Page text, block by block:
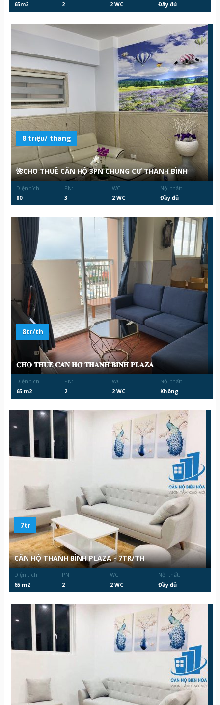
65m2
2
2 WC
Đầy đủ
8 triệu/ tháng
🌺CHO THUÊ CĂN HỘ 3PN CHUNG CƯ THANH BÌNH
Diện tích:
80
PN:
3
WC:
2 WC
Nội thất:
Đầy đủ
8tr/th
𝐂𝐇𝐎 𝐓𝐇𝐔𝐄̂ 𝐂𝐀̆𝐍 𝐇𝐎̣̂ 𝐓𝐇𝐀𝐍𝐇 𝐁𝐈̀𝐍𝐇 𝐏𝐋𝐀𝐙𝐀
Diện tích:
65 m2
PN:
2
WC:
2 WC
Nội thất:
Không
7tr
CĂN HỘ THANH BÌNH PLAZA - 7TR/TH
Diện tích:
65 m2
PN:
2
WC:
2 WC
Nội thất:
Đầy đủ